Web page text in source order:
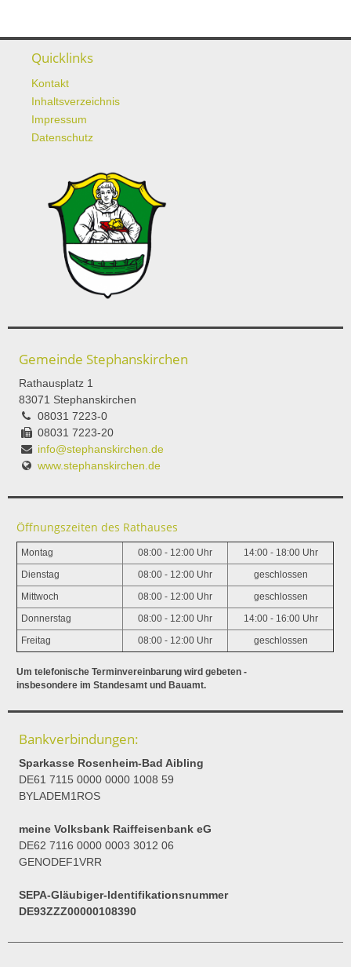
Quicklinks
Kontakt
Inhaltsverzeichnis
Impressum
Datenschutz
Gemeinde Stephanskirchen
Rathausplatz 1
83071 Stephanskirchen
08031 7223-0
08031 7223-20
info@stephanskirchen.de
www.stephanskirchen.de
Öffnungszeiten des Rathauses
Montag 08:00 - 12:00 Uhr 14:00 - 18:00 Uhr
Dienstag 08:00 - 12:00 Uhr geschlossen
Mittwoch 08:00 - 12:00 Uhr geschlossen
Donnerstag 08:00 - 12:00 Uhr 14:00 - 16:00 Uhr
Freitag 08:00 - 12:00 Uhr geschlossen
Um telefonische Terminvereinbarung wird gebeten -
insbesondere im Standesamt und Bauamt.
Bankverbindungen:
Sparkasse Rosenheim-Bad Aibling
DE61 7115 0000 0000 1008 59
BYLADEM1ROS
meine Volksbank Raiffeisenbank eG
DE62 7116 0000 0003 3012 06
GENODEF1VRR
SEPA-Gläubiger-Identifikationsnummer
DE93ZZZ00000108390